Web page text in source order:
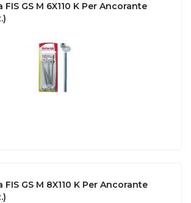
GS M 6X110 K Per Ancorante
GS M 8X110 K Per Ancorante